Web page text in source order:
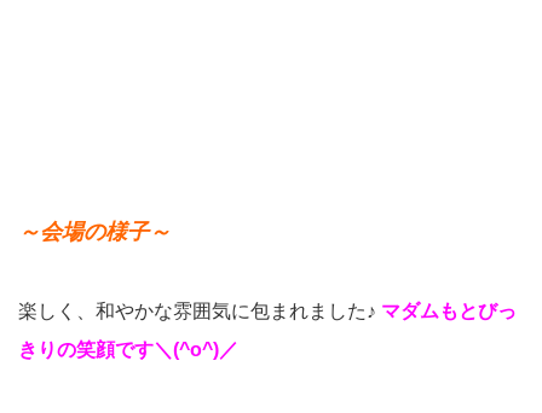
～会場の様子～
楽しく、和やかな雰囲気に包まれました♪ マダムもとびっ
きりの笑顔です＼(^o^)／